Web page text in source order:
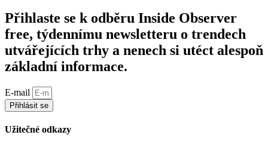
Přihlaste se k odběru Inside Observer
free, týdennímu newsletteru o trendech
utvářejících trhy a nenech si utéct alespoň
základní informace.
E-mail
Přihlásit se
Užitečné odkazy